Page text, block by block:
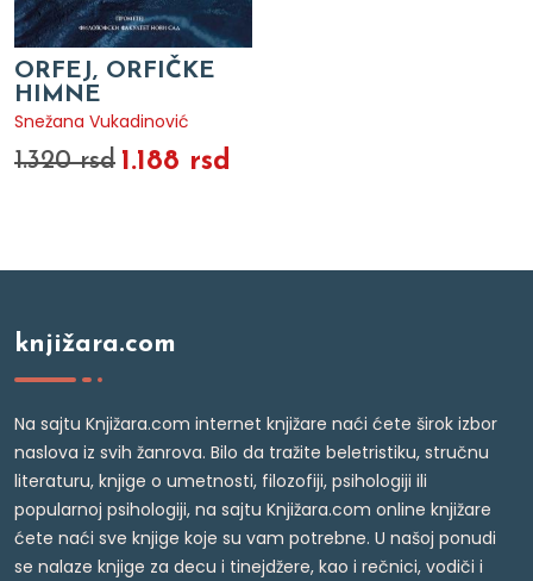
ORFEJ, ORFIČKE
HIMNE
Snežana Vukadinović
1.320 rsd 1.188 rsd
knjižara.com
Na sajtu Knjižara.com internet knjižare naći ćete širok izbor
naslova iz svih žanrova. Bilo da tražite beletristiku, stručnu
literaturu, knjige o umetnosti, filozofiji, psihologiji ili
popularnoj psihologiji, na sajtu Knjižara.com online knjižare
ćete naći sve knjige koje su vam potrebne. U našoj ponudi
se nalaze knjige za decu i tinejdžere, kao i rečnici, vodiči i